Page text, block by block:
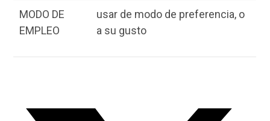
MODO DE
EMPLEO
usar de modo de preferencia, o
a su gusto